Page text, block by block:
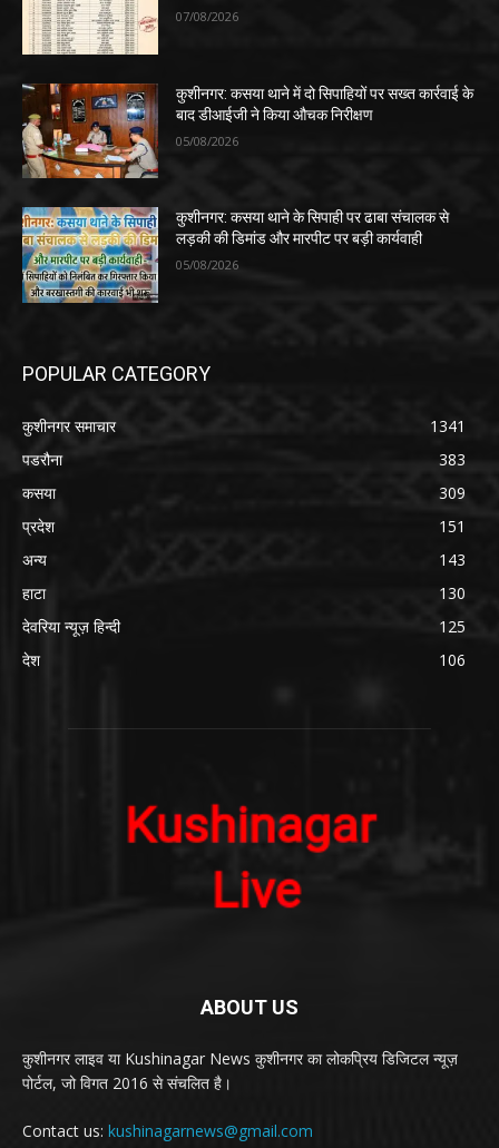
07/08/2026
कुशीनगर: कसया थाने में दो सिपाहियों पर सख्त कार्रवाई के
बाद डीआईजी ने किया औचक निरीक्षण
05/08/2026
कुशीनगर: कसया थाने के सिपाही पर ढाबा संचालक से
लड़की की डिमांड और मारपीट पर बड़ी कार्यवाही
05/08/2026
POPULAR CATEGORY
कुशीनगर समाचार
1341
पडरौना
383
कसया
309
प्रदेश
151
अन्य
143
हाटा
130
देवरिया न्यूज़ हिन्दी
125
देश
106
ABOUT US
कुशीनगर लाइव या Kushinagar News कुशीनगर का लोकप्रिय डिजिटल न्यूज़
पोर्टल, जो विगत 2016 से संचलित है।
Contact us: kushinagarnews@gmail.com